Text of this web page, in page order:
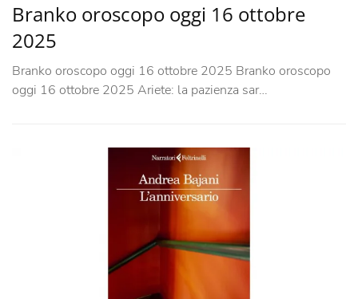
Branko oroscopo oggi 16 ottobre
2025
Branko oroscopo oggi 16 ottobre 2025 Branko oroscopo
oggi 16 ottobre 2025 Ariete: la pazienza sar…